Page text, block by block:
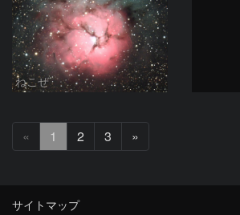
ねこぜ
« 1 2 3 »
へ
サイトマップ